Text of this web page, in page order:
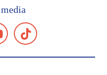
GUMgent/gumgent/
www.linkedin.com/company/
youtube:
https://www.youtube.com/